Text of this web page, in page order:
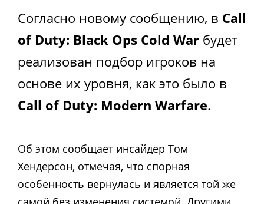
Согласно новому сообщению, в Call
of Duty: Black Ops Cold War будет
реализован подбор игроков на
основе их уровня, как это было в
Call of Duty: Modern Warfare.
Об этом сообщает инсайдер Том
Хендерсон, отмечая, что спорная
особенность вернулась и является той же